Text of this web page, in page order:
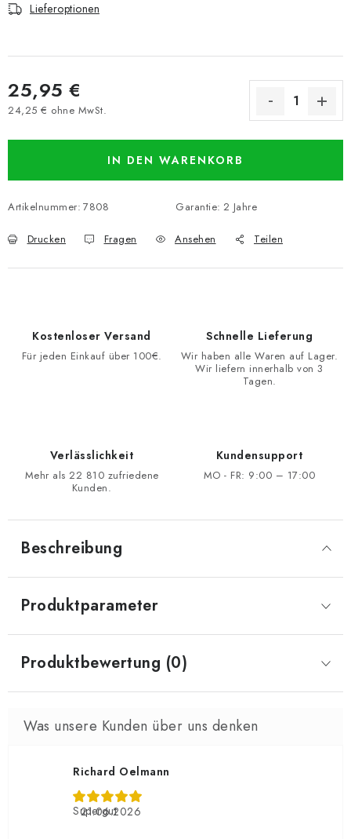
Lieferoptionen
25,95 €
24,25 € ohne MwSt.
IN DEN WARENKORB
Artikelnummer: 7808 Garantie: 2 Jahre
Drucken Fragen Ansehen Teilen
Kostenloser Versand
Für jeden Einkauf über 100€.
Schnelle Lieferung
Wir haben alle Waren auf Lager.
Wir liefern innerhalb von 3
Tagen.
Verlässlichkeit
Mehr als 22 810 zufriedene
Kunden.
Kundensupport
MO - FR: 9:00 – 17:00
Beschreibung
Produktparameter
Produktbewertung (0)
Richard Oelmann
21.06.2026
Supergut